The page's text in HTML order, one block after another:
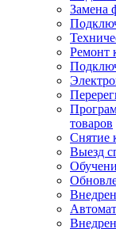
Замена
Ремонт
товаров
Снятие
Выезд